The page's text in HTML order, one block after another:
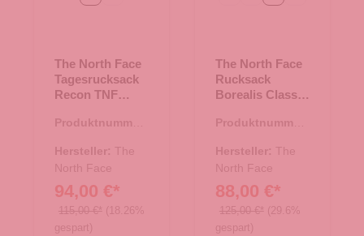
The North Face
Tagesrucksack
Recon TNF
Produktnummer:
Hersteller: The
North Face
94,00 €*
115,00 €* (18.26%
gespart)
The North Face
Rucksack
Borealis Classic
Asphalt
Produktnummer:
Hersteller: The
North Face
88,00 €*
125,00 €* (29.6%
gespart)